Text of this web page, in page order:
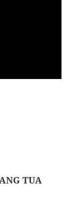
TUA